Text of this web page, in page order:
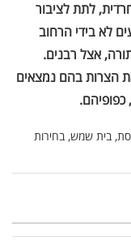
לתת לציבור
לא בידי הרחוב
אצל רבנים.
הצרות בהם נמצאים
בית שמש, בחירות